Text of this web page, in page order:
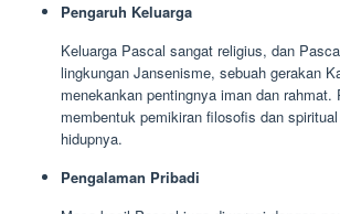
Pengaruh Keluarga
Keluarga Pascal sangat religius, dan
lingkungan Jansenisme, sebuah gerakan
menekankan pentingnya iman dan rahmat.
membentuk pemikiran filosofis dan
hidupnya.
Pengalaman Pribadi